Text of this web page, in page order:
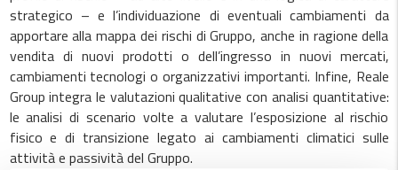
strategico – e l’individuazione di eventuali cambiamenti da
apportare alla mappa dei rischi di Gruppo, anche in ragione della
vendita di nuovi prodotti o dell’ingresso in nuovi mercati,
cambiamenti tecnologi o organizzativi importanti. Infine, Reale
Group integra le valutazioni qualitative con analisi quantitative:
le analisi di scenario volte a valutare l’esposizione al rischio
fisico e di transizione legato ai cambiamenti climatici sulle
attività e passività del Gruppo.